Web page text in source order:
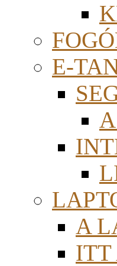
E-
A
ITT